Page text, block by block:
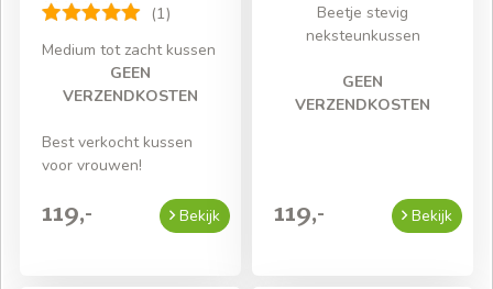
(1)
Medium tot zacht kussen
GEEN
VERZENDKOSTEN
Best verkocht kussen
voor vrouwen!
119,- Bekijk
Beetje stevig
neksteunkussen
GEEN
VERZENDKOSTEN
119,- Bekijk